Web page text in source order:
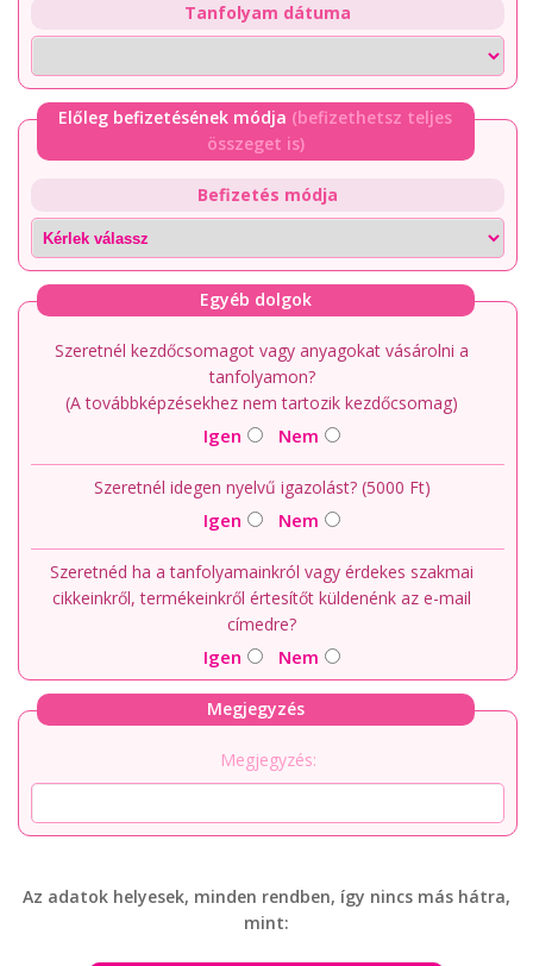
Tanfolyam dátuma
Előleg befizetésének módja (befizethetsz teljes
összeget is)
Befizetés módja
Egyéb dolgok
Szeretnél kezdőcsomagot vagy anyagokat vásárolni a
tanfolyamon?
(A továbbképzésekhez nem tartozik kezdőcsomag)
Igen Nem
Szeretnél idegen nyelvű igazolást? (5000 Ft)
Igen Nem
Szeretnéd ha a tanfolyamainkról vagy érdekes szakmai
cikkeinkről, termékeinkről értesítőt küldenénk az e-mail
címedre?
Igen Nem
Megjegyzés
Megjegyzés:
Az adatok helyesek, minden rendben, így nincs más hátra,
mint: